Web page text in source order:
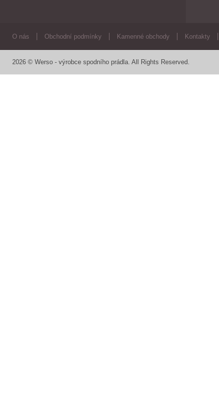
O nás Obchodní podmínky Kamenné obchody Kontakty
2026 © Werso - výrobce spodního prádla. All Rights Reserved.